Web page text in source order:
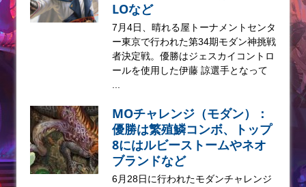
LOなど
7月4日、晴れる屋トーナメントセンタ
ー東京で行われた第34期モダン神挑戦
者決定戦。優勝はジェスカイコントロ
ールを使用した伊藤 諒選手となって
...
MOチャレンジ（モダン）：
優勝は繁殖鱗コンボ、トップ
8にはルビーストームやネオ
ブランドなど
6月28日に行われたモダンチャレンジ